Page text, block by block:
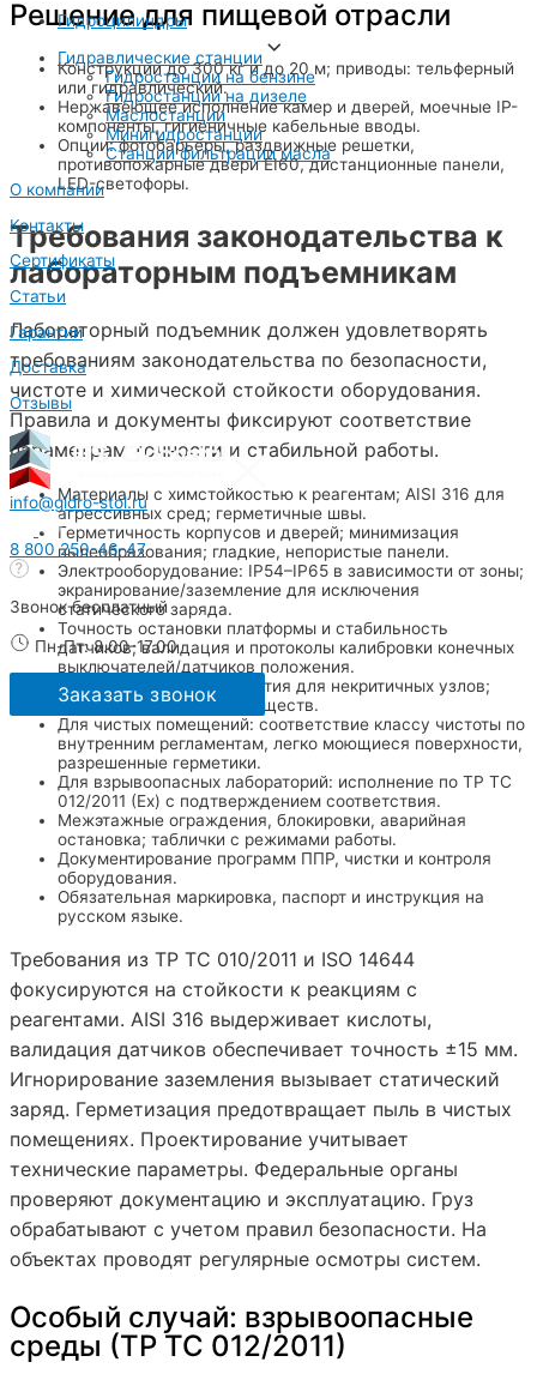
Гидроцилиндры
Гидравлические станции
Гидростанции на бензине
Гидростанции на дизеле
Маслостанции
Минигидростанции
Станции фильтрации масла
О компании
Контакты
Сертификаты
Статьи
Гарантии
Доставка
Отзывы
info@gidro-stol.ru
8 800 250-46-47
Звонок бесплатный
Пн-Пт: 8.00-17.00
Заказать звонок
Решение для пищевой отрасли
Конструкции до 300 кг и до 20 м; приводы: тельферный
или гидравлический.
Нержавеющее исполнение камер и дверей, моечные IP-
компоненты, гигиеничные кабельные вводы.
Опции: фотобарьеры, раздвижные решетки,
противопожарные двери EI60, дистанционные панели,
LED-светофоры.
Требования законодательства к
лабораторным подъемникам
Лабораторный подъемник должен удовлетворять
требованиям законодательства по безопасности,
чистоте и химической стойкости оборудования.
Правила и документы фиксируют соответствие
параметрам точности и стабильной работы.
Материалы с химстойкостью к реагентам; AISI 316 для
агрессивных сред; герметичные швы.
Герметичность корпусов и дверей; минимизация
пылеобразования; гладкие, непористые панели.
Электрооборудование: IP54–IP65 в зависимости от зоны;
экранирование/заземление для исключения
статического заряда.
Точность остановки платформы и стабильность
датчиков; валидация и протоколы калибровки конечных
выключателей/датчиков положения.
Антикоррозионные покрытия для некритичных узлов;
исключение миграции веществ.
Для чистых помещений: соответствие классу чистоты по
внутренним регламентам, легко моющиеся поверхности,
разрешенные герметики.
Для взрывоопасных лабораторий: исполнение по ТР ТС
012/2011 (Ex) с подтверждением соответствия.
Межэтажные ограждения, блокировки, аварийная
остановка; таблички с режимами работы.
Документирование программ ППР, чистки и контроля
оборудования.
Обязательная маркировка, паспорт и инструкция на
русском языке.
Требования из ТР ТС 010/2011 и ISO 14644
фокусируются на стойкости к реакциям с
реагентами. AISI 316 выдерживает кислоты,
валидация датчиков обеспечивает точность ±15 мм.
Игнорирование заземления вызывает статический
заряд. Герметизация предотвращает пыль в чистых
помещениях. Проектирование учитывает
технические параметры. Федеральные органы
проверяют документацию и эксплуатацию. Груз
обрабатывают с учетом правил безопасности. На
объектах проводят регулярные осмотры систем.
Особый случай: взрывоопасные
среды (ТР ТС 012/2011)